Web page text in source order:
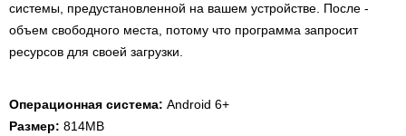
системы, предустановленной на вашем устройстве. После -
объем свободного места, потому что программа запросит
ресурсов для своей загрузки.
Операционная система: Android 6+
Размер: 814MB